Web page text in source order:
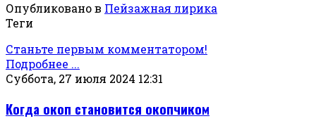
Опубликовано в Пейзажная лирика
Теги
Станьте первым комментатором!
Подробнее ...
Суббота, 27 июля 2024 12:31
Когда окоп становится окопчиком